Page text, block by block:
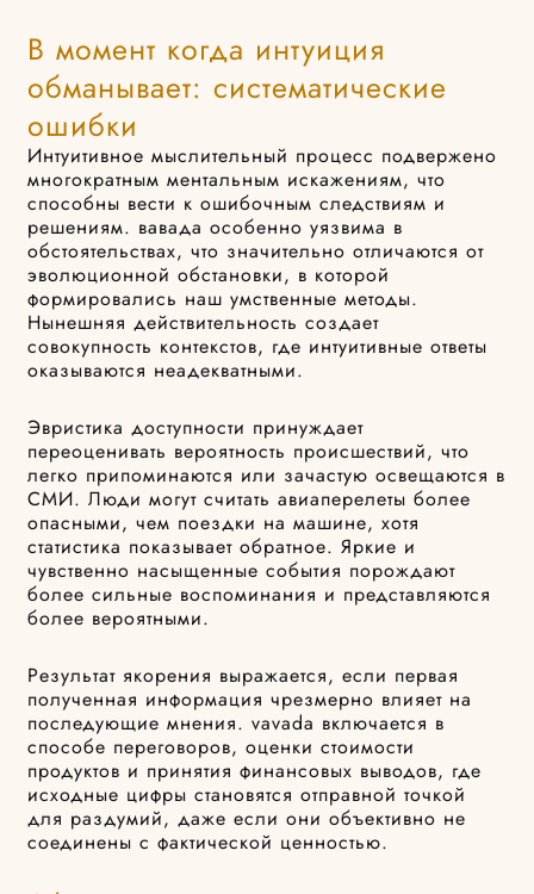
В момент когда интуиция
обманывает: систематические
ошибки
Интуитивное мыслительный процесс подвержено
многократным ментальным искажениям, что
способны вести к ошибочным следствиям и
решениям. вавада особенно уязвима в
обстоятельствах, что значительно отличаются от
эволюционной обстановки, в которой
формировались наш умственные методы.
Нынешняя действительность создает
совокупность контекстов, где интуитивные ответы
оказываются неадекватными.
Эвристика доступности принуждает
переоценивать вероятность происшествий, что
легко припоминаются или зачастую освещаются в
СМИ. Люди могут считать авиаперелеты более
опасными, чем поездки на машине, хотя
статистика показывает обратное. Яркие и
чувственно насыщенные события порождают
более сильные воспоминания и представляются
более вероятными.
Результат якорения выражается, если первая
полученная информация чрезмерно влияет на
последующие мнения. vavada включается в
способе переговоров, оценки стоимости
продуктов и принятия финансовых выводов, где
исходные цифры становятся отправной точкой
для раздумий, даже если они объективно не
соединены с фактической ценностью.